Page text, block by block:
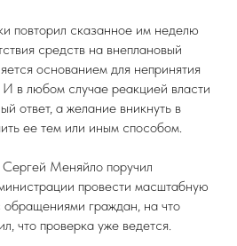
повторил сказанное им неделю
средств на внеплановый
основанием для непринятия
в любом случае реакцией власти
ответ, а желание вникнуть в
ее тем или иным способом.
Сергей Меняйло поручил
провести масштабную
граждан, на что
что проверка уже ведется.